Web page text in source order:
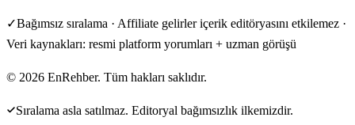
✓Bağımsız sıralama · Affiliate gelirler içerik editöryasını etkilemez ·
Veri kaynakları: resmi platform yorumları + uzman görüşü
© 2026 EnRehber. Tüm hakları saklıdır.
Sıralama asla satılmaz. Editoryal bağımsızlık ilkemizdir.